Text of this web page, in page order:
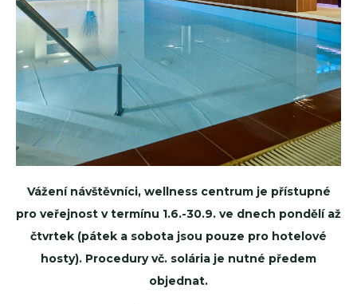
Vážení návštěvníci, wellness centrum je přístupné
pro veřejnost v termínu 1.6.-30.9. ve dnech pondělí až
čtvrtek (pátek a sobota jsou pouze pro hotelové
hosty). Procedury vč. solária je nutné předem
objednat.